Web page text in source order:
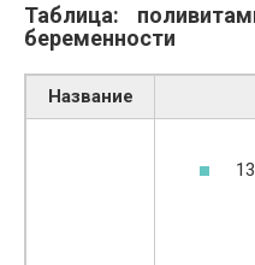
Таблица:
беременности
Название